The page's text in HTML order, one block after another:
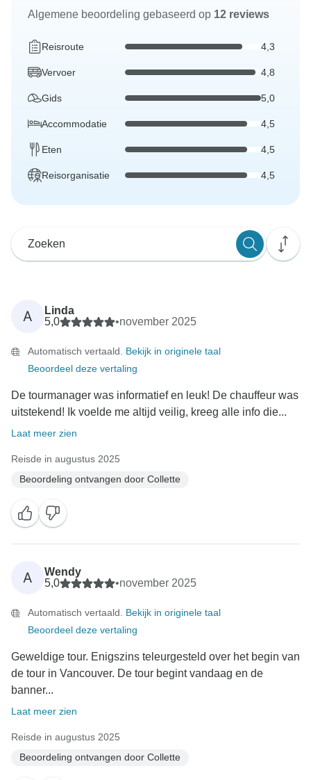
Algemene beoordeling gebaseerd op 12 reviews
Reisroute 4,3
Vervoer 4,8
Gids 5,0
Accommodatie 4,5
Eten 4,5
Reisorganisatie 4,5
A
Linda
5,0
•november 2025
Automatisch vertaald. Bekijk in originele taal
Beoordeel deze vertaling
De tourmanager was informatief en leuk! De chauffeur was
uitstekend! Ik voelde me altijd veilig, kreeg alle info die...
Laat meer zien
Reisde in augustus 2025
Beoordeling ontvangen door Collette
A
Wendy
5,0
•november 2025
Automatisch vertaald. Bekijk in originele taal
Beoordeel deze vertaling
Geweldige tour. Enigszins teleurgesteld over het begin van
de tour in Vancouver. De tour begint vandaag en de
banner...
Laat meer zien
Reisde in augustus 2025
Beoordeling ontvangen door Collette